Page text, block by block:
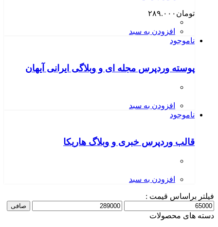
تومان ۲۸۹.۰۰۰
افزودن به سبد
ناموجود
پوسته وردپرس مجله ای و وبلاگی ایرانی آیهان
افزودن به سبد
ناموجود
قالب وردپرس خبری و وبلاگ هاریکا
افزودن به سبد
فیلتر براساس قیمت :
حداقل
قیمت
حداكثر
صافی
دسته های محصولات